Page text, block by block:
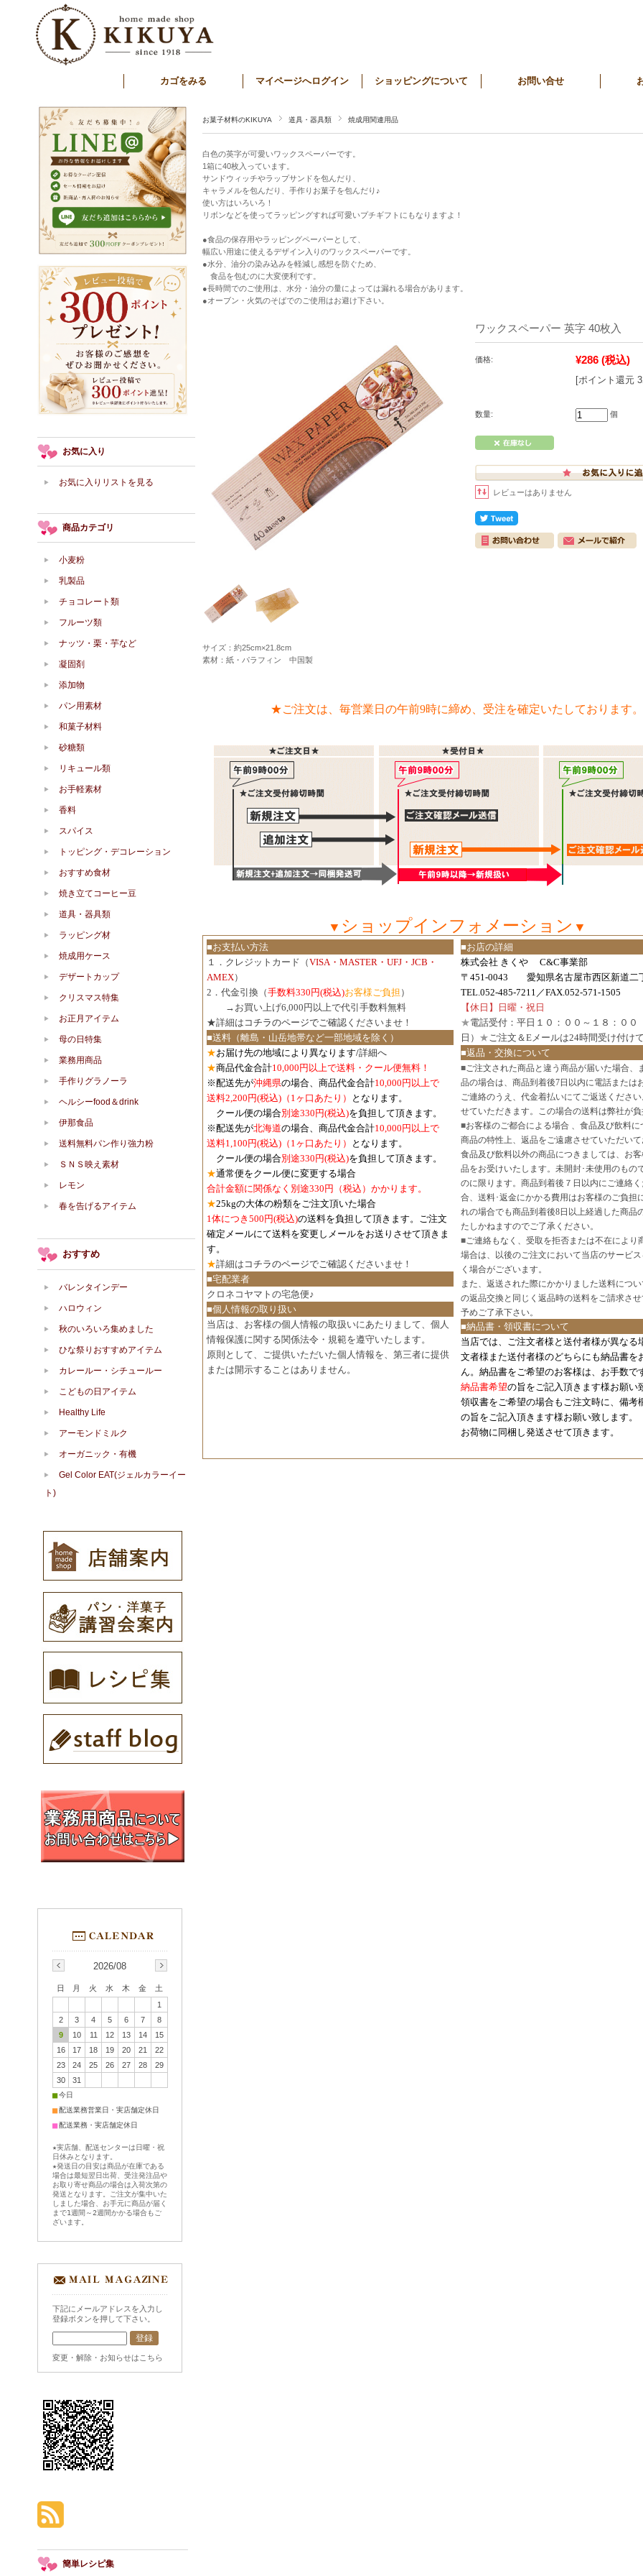
カゴをみる マイページへログイン ショッピングについて お問い合せ
お菓子材料のKIKUYA 道具・器具類 焼成用関連用品
白色の英字が可愛いワックスペーパーです。
1箱に40枚入っています。
サンドウィッチやラップサンドを包んだり、
キャラメルを包んだり、手作りお菓子を包んだり♪
使い方はいろいろ！
リボンなどを使ってラッピングすれば可愛いプチギフトにもなりますよ！
●食品の保存用やラッピングペーパーとして、
幅広い用途に使えるデザイン入りのワックスペーパーです。
●水分、油分の染み込みを軽減し感想を防ぐため、
食品を包むのに大変便利です。
●長時間でのご使用は、水分・油分の量によっては漏れる場合があります。
●オーブン・火気のそばでのご使用はお避け下さい。
ワックスペーパー 英字 40枚入
価格: ¥286 (税込)
[ポイント還元
数量: 個
レビューはありません
サイズ：約25cm×21.8cm
素材：紙・パラフィン 中国製
★ご注文は、毎営業日の午前9時に締め、受注を確定いたしております。
▼ ショップインフォメーション ▼
■お支払い方法
１．クレジットカード（VISA・MASTER・UFJ・JCB・
AMEX）
2．代金引換（手数料330円(税込)お客様ご負担 ）
→お買い上げ6,000円以上で代引手数料無料
★詳細は コチラのページでご確認 くださいませ！
■送料（離島・山岳地帯など一部地域を除く）
★お届け先の地域により異なります/詳細へ
★商品代金合計10,000円以上で送料・クール便無料！
※配送先が沖縄県の場合、商品代金合計10,000円以上で
送料2,200円(税込)（1ヶ口あたり）
となります。
クール便の場合別途330円(税込)を負担して頂きます。
※配送先が北海道の場合、商品代金合計10,000円以上で
送料1,100円(税込) （1ヶ口あたり）
となります。
クール便の場合別途330円(税込)を負担して頂きます。
★通常便をクール便に変更する場合
合計金額に関係なく別途330円（税込）かかります。
★25kgの大体の粉類をご注文頂いた場合
1体につき500円(税込)の送料を負担して頂きます。ご注文
確定メールにて送料を変更しメールをお送りさせて頂きま
す。
★詳細は コチラのページでご確認 くださいませ！
■宅配業者
クロネコヤマトの宅急便♪
■個人情報の取り扱い
当店は、お客様の個人情報の取扱いにあたりまして、個人
情報保護に関する関係法令・規範を遵守いたします。
原則として、ご提供いただいた個人情報を、第三者に提供
または開示することはありません。
■お店の詳細
株式会社 きくや C&C事業部
〒451-0043 愛知県名古屋市西区新道二
TEL.052-485-7211／FAX.052-571-1505
【休日】日曜・祝日
★電話受付：平日１０：００～１８：００
日） ★ご注文＆Eメールは24時間受け付け
■返品・交換について
■ご注文された商品と違う商品が届いた場合、
品の場合は、商品到着後7日以内に電話または
ご連絡のうえ、代金着払いにてご返送くださ
せていただきます。この場合の送料は弊社が
■お客様のご都合による場合 、食品及び飲料
商品の特性上、返品をご遠慮させていただい
食品及び飲料以外の商品につきましては、お
品をお受けいたします。未開封･未使用のもの
のに限ります。商品到着後７日以内にご連絡
合、送料･返金にかかる費用はお客様のご負担
れの場合でも商品到着後8日以上経過した商品
たしかねますのでご了承ください。
■ご連絡もなく、受取を拒否または不在により
場合は、以後のご注文において当店のサービ
く場合がございます。
また、返送された際にかかりました送料につ
の返品交換と同じく返品時の送料をご請求さ
予めご了承下さい。
■納品書・領収書について
当店では、ご注文者様と送付者様が異なる
文者様また送付者様のどちらにも納品書を
ん。納品書をご希望のお客様は、お手数で
納品書希望の旨をご記入頂きます様お願い
領収書をご希望の場合もご注文時に、備考
の旨をご記入頂きます様お願い致します。
お荷物に同梱し発送させて頂きます。
お気に入り
お気に入りリストを見る
商品カテゴリ
小麦粉
乳製品
チョコレート類
フルーツ類
ナッツ・栗・芋など
凝固剤
添加物
パン用素材
和菓子材料
砂糖類
リキュール類
お手軽素材
香料
スパイス
トッピング・デコレーション
おすすめ食材
焼き立てコーヒー豆
道具・器具類
ラッピング材
焼成用ケース
デザートカップ
クリスマス特集
お正月アイテム
母の日特集
業務用商品
手作りグラノーラ
ヘルシーfood＆drink
伊那食品
送料無料パン作り強力粉
ＳＮＳ映え素材
レモン
春を告げるアイテム
おすすめ
バレンタインデー
ハロウィン
秋のいろいろ集めました
ひな祭りおすすめアイテム
カレールー・シチュールー
こどもの日アイテム
Healthy Life
アーモンドミルク
オーガニック・有機
Gel Color EAT(ジェルカラーイー
ト)
2026/08
日 月 火 水 木 金
土
1
2
3 4 5 6 7
8
9
10 11 12 13 14
15
16
17 18 19 20 21
22
23
24 25 26 27 28
29
30
31
■今日
■配送業務営業日・実店舗定休日
■配送業務・実店舗定休日
★実店舗、配送センターは日曜・祝
日休みとなります。
★発送日の目安は商品が在庫である
場合は最短翌日出荷、受注発注品や
お取り寄せ商品の場合は入荷次第の
発送となります。ご注文が集中いた
しました場合、お手元に商品が届く
まで1週間～2週間かかる場合もご
ざいます。
下記にメールアドレスを入力し
登録ボタンを押して下さい。
変更・解除・お知らせはこちら
簡単レシピ集